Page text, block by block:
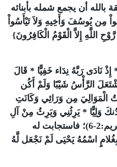
أن يجمع شمله بأبنائه
مِن يُوسُفَ وَأَخِيهِ وَلاَ تَيْأَسُواْ
اللَّهِ إِلاَّ الْقَوْمُ الْكَافِرُونَ}
نَادَى رَبَّهُ نِدَاء خَفِيًّا * قَالَ
الرَّأْسُ شَيْبًا وَلَمْ أَكُن
الْمَوَالِيَ مِن وَرَائِي وَكَانَتِ
وَلِيًّا * يَرِثُنِي وَيَرِثُ مِنْ آلِ
يَعْقُوبَ وَاجْعَلْهُ رَبِّ رَضِيًّا} (مريم:2-6)؛ فاستجابت له
بِغُلامٍ اسْمُهُ يَحْيَى لَمْ نَجْعَل لَّهُ